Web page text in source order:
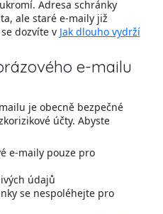
Adresa schránky
ale staré e-maily již
dozvíte v Jak dlouho vydrží
e-mailu
je obecně bezpečné
účty. Abyste
e-maily pouze pro
údajů
se nespoléhejte pro